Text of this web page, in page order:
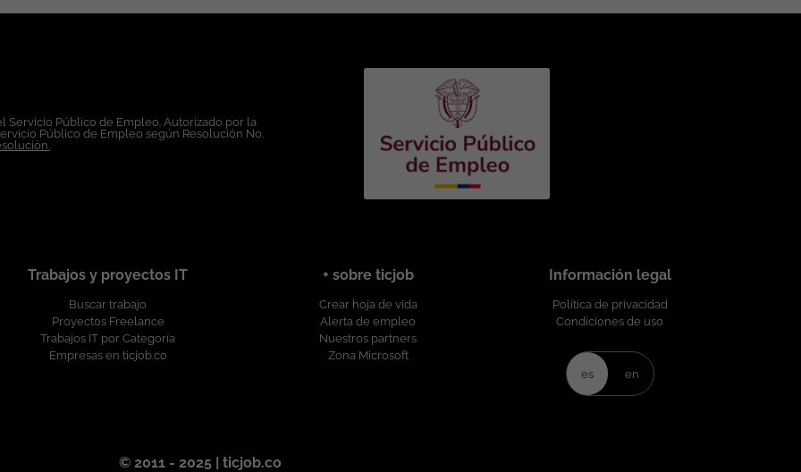
edad, discapacidad, orientación sexual, identidad o expresión de género, religión, etnia, estado civil o cualquier otra
Servicio Público de Empleo. Autorizado por la
Público de Empleo según Resolución No.
Trabajos y proyectos IT
Buscar trabajo
Proyectos Freelance
Trabajos IT por Categoría
Empresas en ticjob.co
+ sobre ticjob
Crear hoja de vida
Alerta de empleo
Nuestros partners
Zona Microsoft
Información legal
Política de privacidad
Condiciones de uso
es en
© 2011 - 2025 | ticjob.co